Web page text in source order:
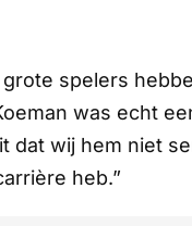
spelers
was echt
dat wij hem niet
heb.”